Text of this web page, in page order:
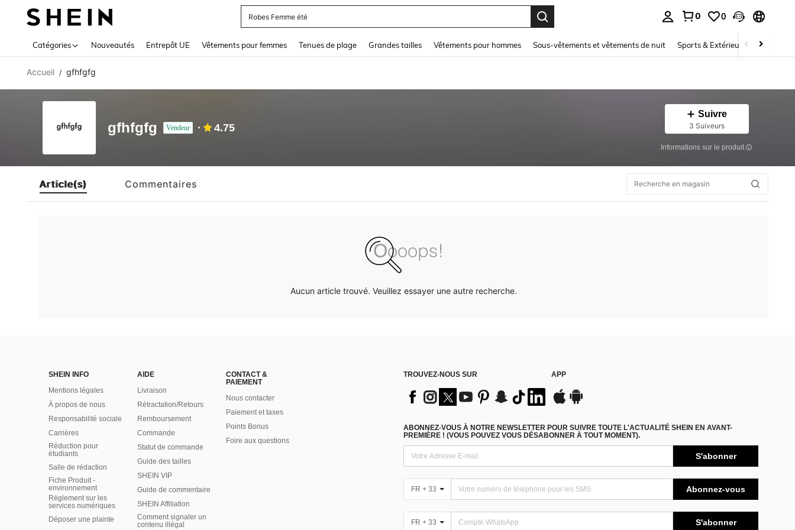
Robes Femme été
0 0
Catégories Nouveautés Entrepôt UE Vêtements pour femmes Tenues de plage Grandes tailles Vêtements pour hommes Sous-vêtements et vêtements de nuit Sports & Extérieur Enfants
Accueil / gfhfgfg
gfhfgfg Vendeur 4.75
Suivre
3 Suiveurs
Informations sur le produit
Article(s) Commentaires
Aucun article trouvé. Veuillez essayer une autre recherche.
SHEIN INFO
Mentions légales
À propos de nous
Responsabilité sociale
Carrières
Réduction pour
étudiants
Salle de rédaction
Fiche Produit -
environnement
Règlement sur les
services numériques
Déposer une plainte
AIDE
Livraison
Rétractation/Retours
Remboursement
Commande
Statut de commande
Guide des tailles
SHEIN VIP
Guide de commentaire
SHEIN Affiliation
Comment signaler un
contenu illégal
CONTACT &
PAIEMENT
Nous contacter
Paiement et taxes
Points Bonus
Foire aux questions
TROUVEZ-NOUS SUR APP
ABONNEZ-VOUS À NOTRE NEWSLETTER POUR SUIVRE TOUTE L'ACTUALITÉ SHEIN EN AVANT-
PREMIÈRE ! (VOUS POUVEZ VOUS DÉSABONNER À TOUT MOMENT).
S'abonner
FR + 33 Abonnez-vous
FR + 33 S'abonner